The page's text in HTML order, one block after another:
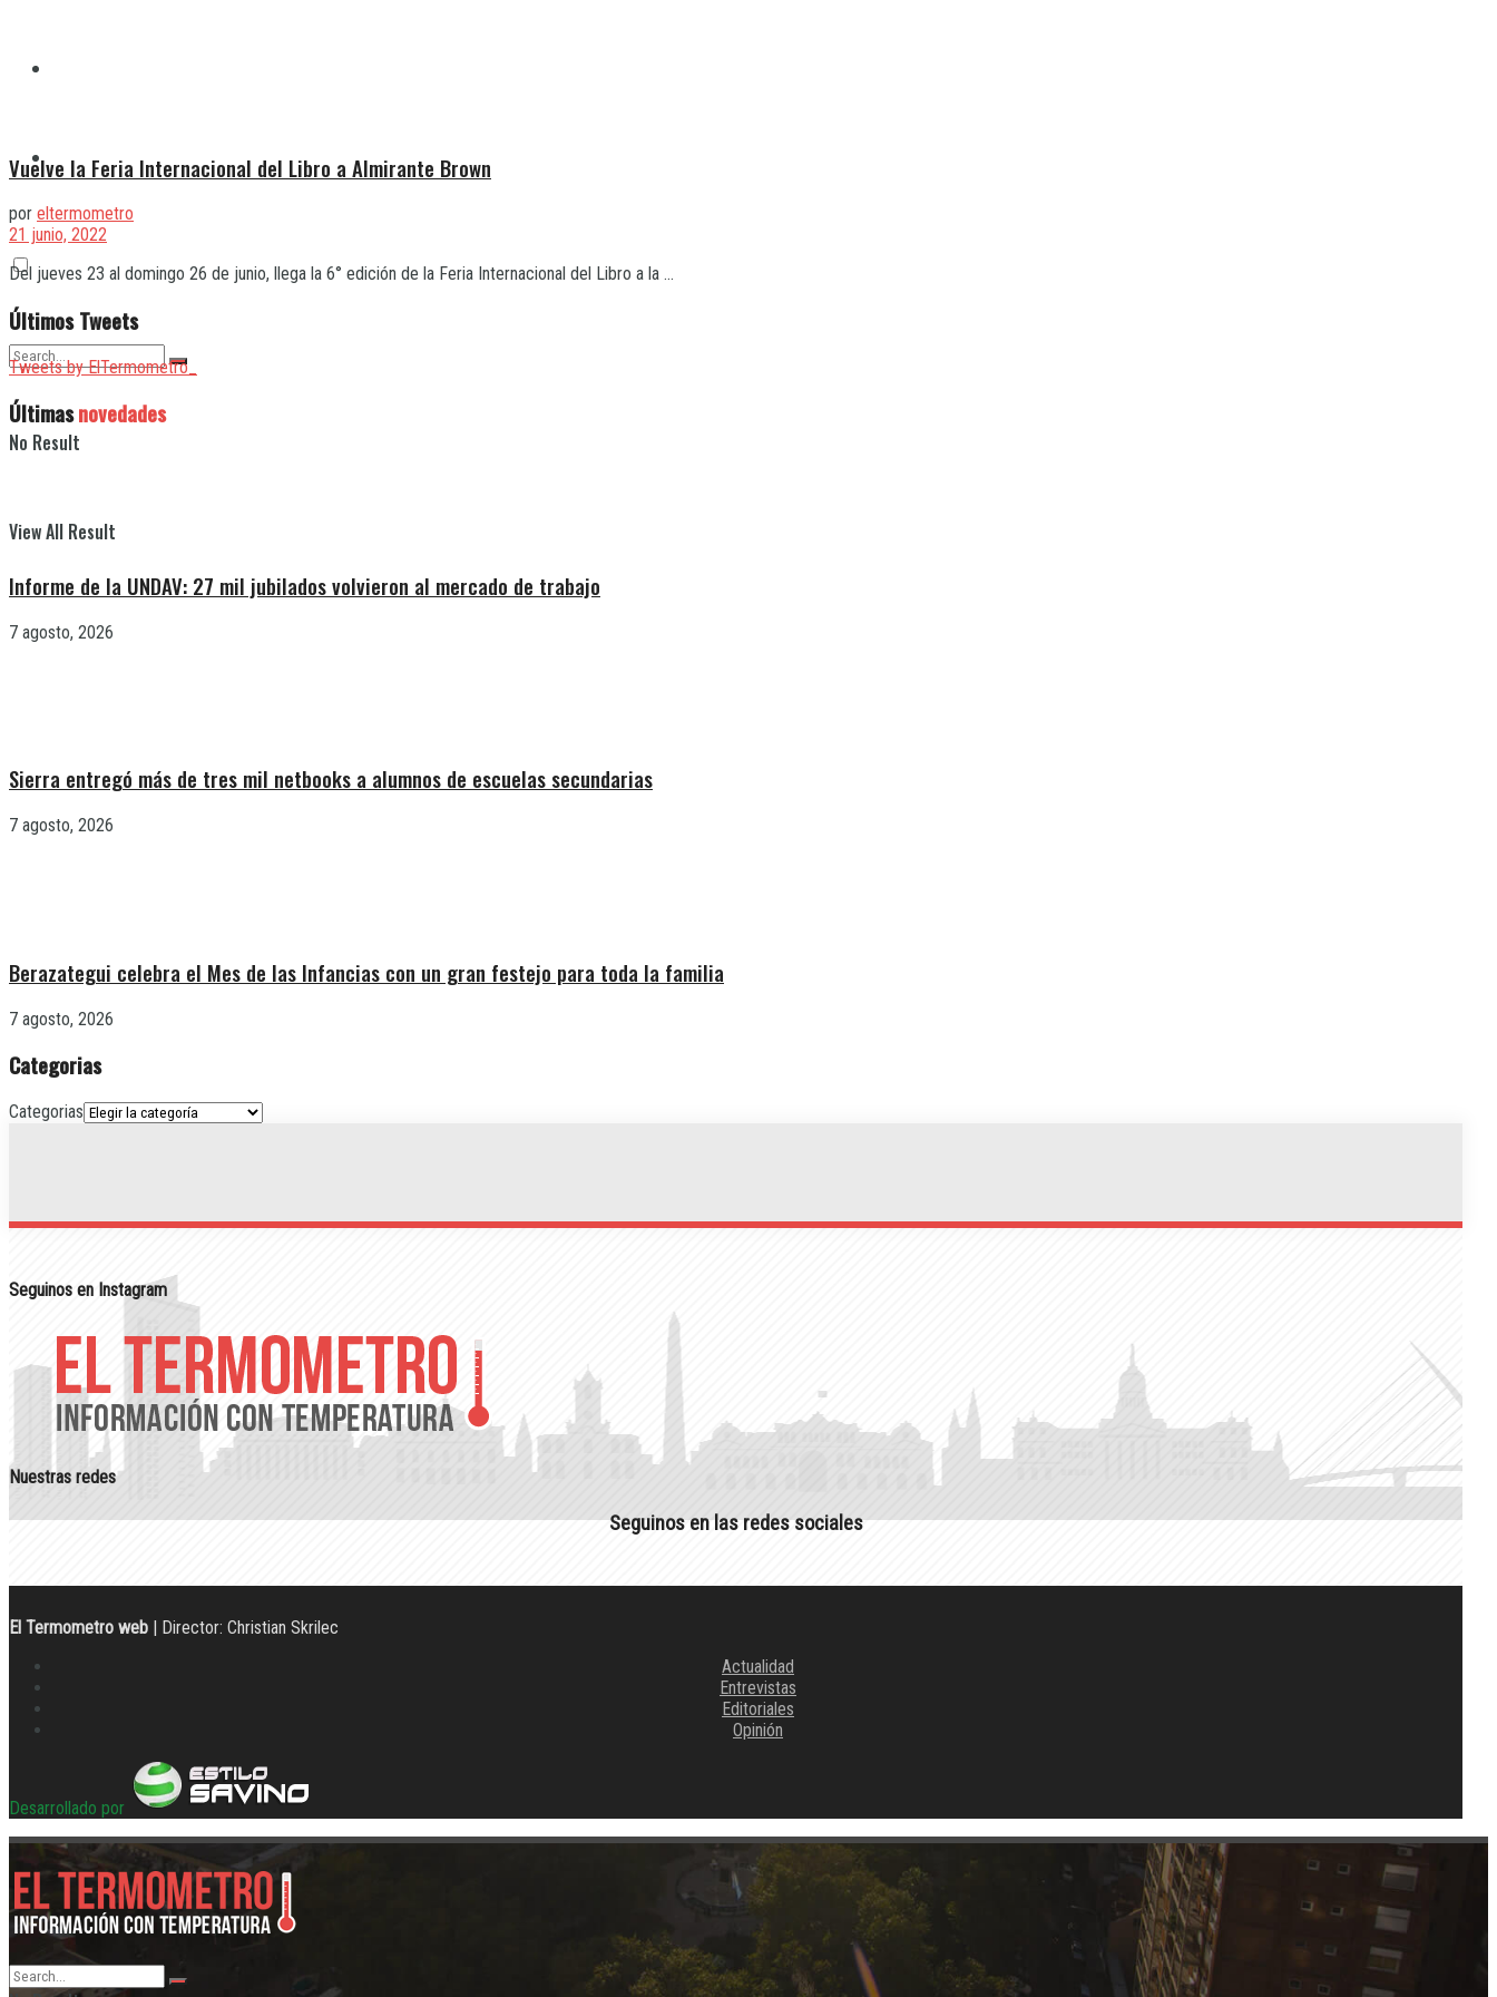
Varela
No Result
View All Result
Vuelve la Feria Internacional del Libro a Almirante Brown
por eltermometro
21 junio, 2022
Del jueves 23 al domingo 26 de junio, llega la 6° edición de la Feria Internacional del Libro a la ...
Últimos Tweets
Tweets by ElTermometro_
Últimasnovedades
Informe de la UNDAV: 27 mil jubilados volvieron al mercado de trabajo
7 agosto, 2026
Sierra entregó más de tres mil netbooks a alumnos de escuelas secundarias
7 agosto, 2026
Berazategui celebra el Mes de las Infancias con un gran festejo para toda la familia
7 agosto, 2026
Categorias
Categorias
Seguinos en Instagram
Nuestras redes
Seguinos en las redes sociales
El Termometro web | Director: Christian Skrilec
Actualidad
Entrevistas
Editoriales
Opinión
Desarrollado por